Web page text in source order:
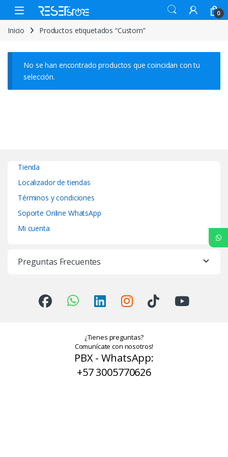
Skip to navigation
Skip to content
Open 0
Inicio Productos etiquetados “Custom”
No se han encontrado productos que coincidan con tu
selección.
Tienda
Localizador de tiendas
Términos y condiciones
Soporte Online WhatsApp
Mi cuenta
Preguntas Frecuentes
¿Tienes preguntas?
Comunícate con nosotros!
PBX - WhatsApp:
+57 3005770626